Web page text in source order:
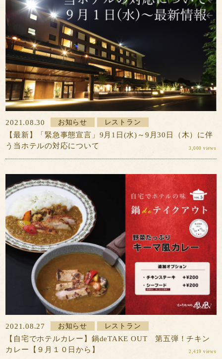
2021.08.30 お知らせ レストラン
【最新】「緊急事態宣言」9月1日(水)～9月30日（木）に伴
う当ホテルの対応について
3,000 views
2021.08.27 お知らせ レストラン
【自宅でホテルカレー】鍋deTAKE OUT 第五弾！チキン
カレー【９月１０日から】
2,419 views
ダ
ー
※2021/07/19の午後2時より予約システムが変更
となりました。それ以前にご予約のお客様で予約
内容に変更がある場合は、こちらからご連絡をお
願い致します。